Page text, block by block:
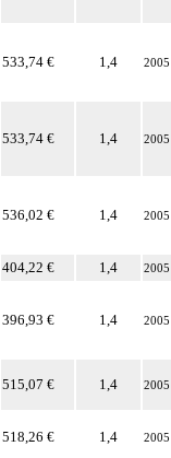
533,74 € 1,4 2005
533,74 € 1,4 2005
536,02 € 1,4 2005
404,22 € 1,4 2005
396,93 € 1,4 2005
515,07 € 1,4 2005
518,26 € 1,4 2005